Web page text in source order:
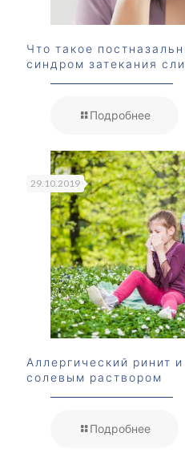
Что такое
синдром затекания
Подробнее
29.10.2019
Аллергический ринит
солевым раствором
Подробнее